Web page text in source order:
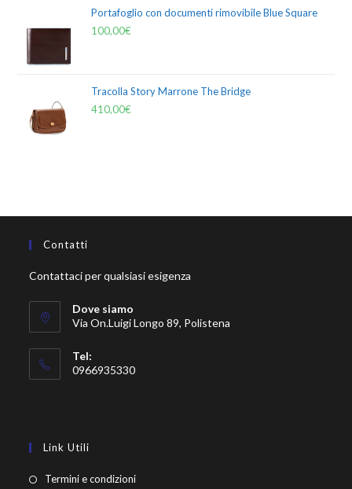
Portafoglio con documenti rimovibile Blue Square
100,00€
Tracolla Story Marrone The Bridge
410,00€
Contatti
Contattaci per qualsiasi esigenza
Dove siamo
Via On.Luigi Longo 89, Polistena
Tel:
0966935330
Link Utili
Termini e condizioni